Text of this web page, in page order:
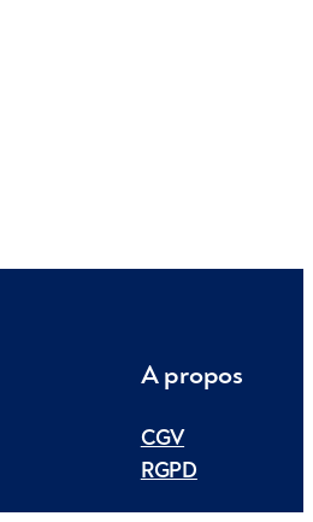
A propos
CGV
RGPD